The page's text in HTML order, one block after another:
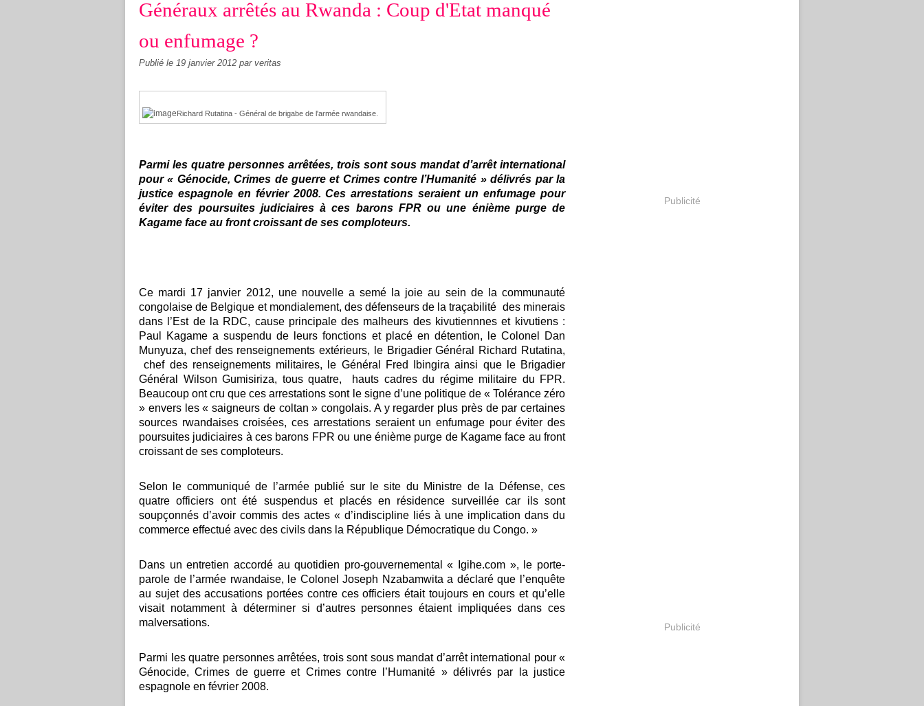
Généraux arrêtés au Rwanda : Coup d'Etat manqué
ou enfumage ?
Publié le 19 janvier 2012 par veritas
Richard Rutatina - Général de brigabe de l'armée rwandaise.
Parmi les quatre personnes arrêtées, trois sont sous mandat d’arrêt international
pour « Génocide, Crimes de guerre et Crimes contre l’Humanité » délivrés par la
justice espagnole en février 2008. Ces arrestations seraient un enfumage pour
éviter des poursuites judiciaires à ces barons FPR ou une énième purge de
Kagame face au front croissant de ses comploteurs.
Ce mardi 17 janvier 2012, une nouvelle a semé la joie au sein de la communauté
congolaise de Belgique et mondialement, des défenseurs de la traçabilité des minerais
dans l’Est de la RDC, cause principale des malheurs des kivutiennnes et kivutiens :
Paul Kagame a suspendu de leurs fonctions et placé en détention, le Colonel Dan
Munyuza, chef des renseignements extérieurs, le Brigadier Général Richard Rutatina,
chef des renseignements militaires, le Général Fred Ibingira ainsi que le Brigadier
Général Wilson Gumisiriza, tous quatre, hauts cadres du régime militaire du FPR.
Beaucoup ont cru que ces arrestations sont le signe d’une politique de « Tolérance zéro
» envers les « saigneurs de coltan » congolais. A y regarder plus près de par certaines
sources rwandaises croisées, ces arrestations seraient un enfumage pour éviter des
poursuites judiciaires à ces barons FPR ou une énième purge de Kagame face au front
croissant de ses comploteurs.
Selon le communiqué de l’armée publié sur le site du Ministre de la Défense, ces
quatre officiers ont été suspendus et placés en résidence surveillée car ils sont
soupçonnés d’avoir commis des actes « d’indiscipline liés à une implication dans du
commerce effectué avec des civils dans la République Démocratique du Congo. »
Dans un entretien accordé au quotidien pro-gouvernemental « Igihe.com », le porte-
parole de l’armée rwandaise, le Colonel Joseph Nzabamwita a déclaré que l’enquête
au sujet des accusations portées contre ces officiers était toujours en cours et qu’elle
visait notamment à déterminer si d’autres personnes étaient impliquées dans ces
malversations.
Parmi les quatre personnes arrêtées, trois sont sous mandat d’arrêt international pour «
Génocide, Crimes de guerre et Crimes contre l’Humanité » délivrés par la justice
espagnole en février 2008.
Publicité
Publicité